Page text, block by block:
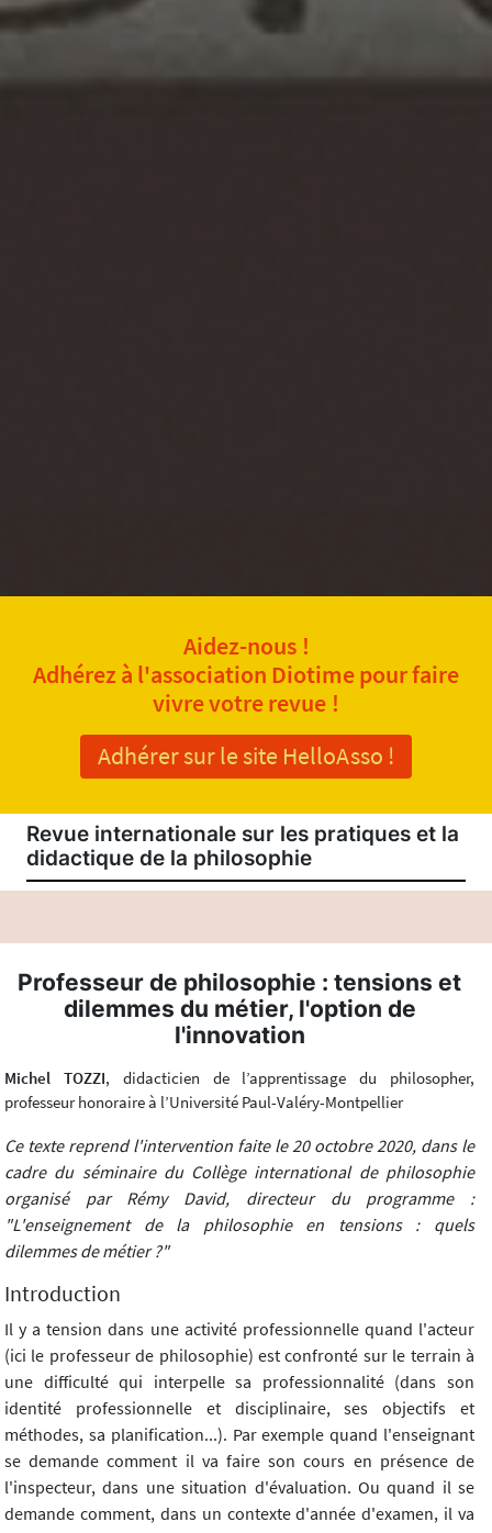
Aidez-nous !
Adhérez à l'association Diotime pour faire
vivre votre revue !
Adhérer sur le site HelloAsso !
Revue internationale sur les pratiques et la
didactique de la philosophie
Professeur de philosophie : tensions et
dilemmes du métier, l'option de
l'innovation
Michel TOZZI, didacticien de l’apprentissage du philosopher,
professeur honoraire à l’Université Paul-Valéry-Montpellier
Ce texte reprend l'intervention faite le 20 octobre 2020, dans le
cadre du séminaire du Collège international de philosophie
organisé par Rémy David, directeur du programme :
"L'enseignement de la philosophie en tensions : quels
dilemmes de métier ?"
Introduction
Il y a tension dans une activité professionnelle quand l'acteur
(ici le professeur de philosophie) est confronté sur le terrain à
une difficulté qui interpelle sa professionnalité (dans son
identité professionnelle et disciplinaire, ses objectifs et
méthodes, sa planification...). Par exemple quand l'enseignant
se demande comment il va faire son cours en présence de
l'inspecteur, dans une situation d'évaluation. Ou quand il se
demande comment, dans un contexte d'année d'examen, il va